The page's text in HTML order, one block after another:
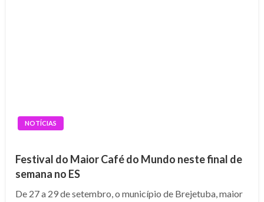
NOTÍCIAS
Festival do Maior Café do Mundo neste final de
semana no ES
De 27 a 29 de setembro, o município de Brejetuba, maior